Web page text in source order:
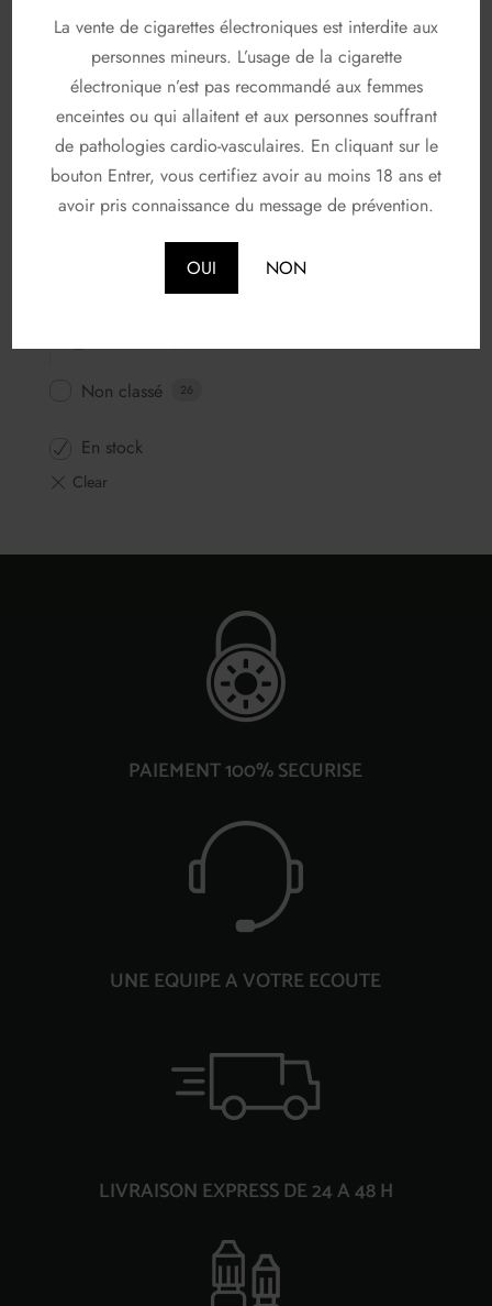
La vente de cigarettes électroniques est interdite aux
personnes mineurs. L’usage de la cigarette
électronique n’est pas recommandé aux femmes
enceintes ou qui allaitent et aux personnes souffrant
de pathologies cardio-vasculaires. En cliquant sur le
bouton Entrer, vous certifiez avoir au moins 18 ans et
avoir pris connaissance du message de prévention.
OUI NON
Saveurs gourmandes 83
FABRICANTS
A & L 19
AVAP
FRUIZEE 18
LIQUIDEO
SOLANA 3
Non classé 26
En stock
PAIEMENT 100% SECURISE
UNE EQUIPE A VOTRE ECOUTE
LIVRAISON EXPRESS DE 24 A 48 H